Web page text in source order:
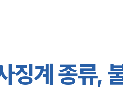
징계 종류,